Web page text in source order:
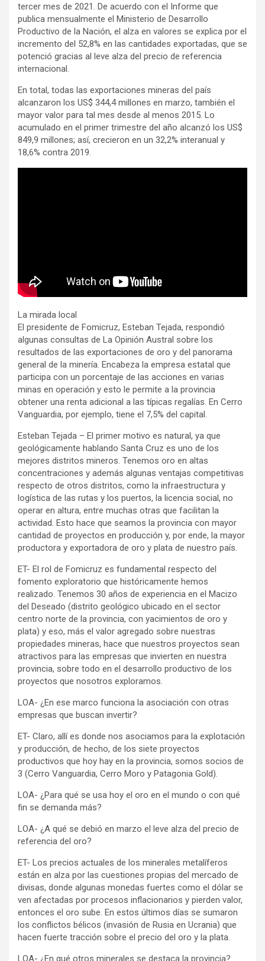
tercer mes de 2021. De acuerdo con el Informe que
publica mensualmente el Ministerio de Desarrollo
Productivo de la Nación, el alza en valores se explica por el
incremento del 52,8% en las cantidades exportadas, que se
potenció gracias al leve alza del precio de referencia
internacional.
En total, todas las exportaciones mineras del país
alcanzaron los US$ 344,4 millones en marzo, también el
mayor valor para tal mes desde al menos 2015. Lo
acumulado en el primer trimestre del año alcanzó los US$
849,9 millones; así, crecieron en un 32,2% interanual y
18,6% contra 2019.
La mirada local
El presidente de Fomicruz, Esteban Tejada, respondió
algunas consultas de La Opinión Austral sobre los
resultados de las exportaciones de oro y del panorama
general de la minería. Encabeza la empresa estatal que
participa con un porcentaje de las acciones en varias
minas en operación y esto le permite a la provincia
obtener una renta adicional a las típicas regalías. En Cerro
Vanguardia, por ejemplo, tiene el 7,5% del capital.
Esteban Tejada – El primer motivo es natural, ya que
geológicamente hablando Santa Cruz es uno de los
mejores distritos mineros. Tenemos oro en altas
concentraciones y además algunas ventajas competitivas
respecto de otros distritos, como la infraestructura y
logística de las rutas y los puertos, la licencia social, no
operar en altura, entre muchas otras que facilitan la
actividad. Esto hace que seamos la provincia con mayor
cantidad de proyectos en producción y, por ende, la mayor
productora y exportadora de oro y plata de nuestro país.
ET- El rol de Fomicruz es fundamental respecto del
fomento exploratorio que históricamente hemos
realizado. Tenemos 30 años de experiencia en el Macizo
del Deseado (distrito geológico ubicado en el sector
centro norte de la provincia, con yacimientos de oro y
plata) y eso, más el valor agregado sobre nuestras
propiedades mineras, hace que nuestros proyectos sean
atractivos para las empresas que invierten en nuestra
provincia, sobre todo en el desarrollo productivo de los
proyectos que nosotros exploramos.
LOA- ¿En ese marco funciona la asociación con otras
empresas que buscan invertir?
ET- Claro, allí es donde nos asociamos para la explotación
y producción, de hecho, de los siete proyectos
productivos que hoy hay en la provincia, somos socios de
3 (Cerro Vanguardia, Cerro Moro y Patagonia Gold).
LOA- ¿Para qué se usa hoy el oro en el mundo o con qué
fin se demanda más?
LOA- ¿A qué se debió en marzo el leve alza del precio de
referencia del oro?
ET- Los precios actuales de los minerales metalíferos
están en alza por las cuestiones propias del mercado de
divisas, donde algunas monedas fuertes como el dólar se
ven afectadas por procesos inflacionarios y pierden valor,
entonces el oro sube. En estos últimos días se sumaron
los conflictos bélicos (invasión de Rusia en Ucrania) que
hacen fuerte tracción sobre el precio del oro y la plata.
LOA- ¿En qué otros minerales se destaca la provincia?